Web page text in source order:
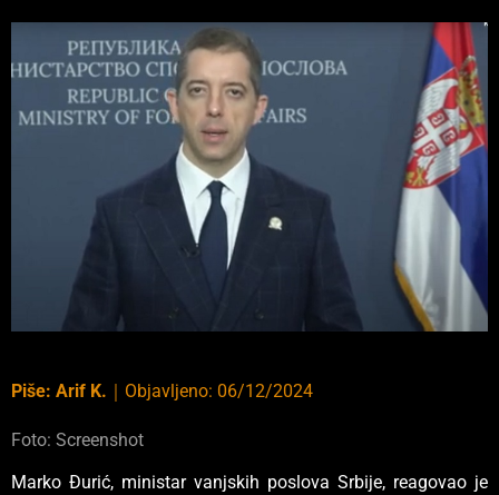
Piše: Arif K. ｜ Objavljeno: 06/12/2024
Foto: Screenshot
Marko Đurić, ministar vanjskih poslova Srbije, reagovao je